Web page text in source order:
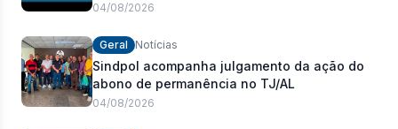
04/08/2026
Geral Notícias
Sindpol acompanha julgamento da ação do
abono de permanência no TJ/AL
04/08/2026